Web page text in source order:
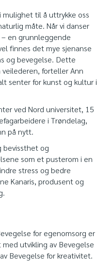
mulighet til å uttrykke oss
måte. Når vi danser
en grunnleggende
finnes det mye sjenanse
og bevegelse. Dette
forteller Ann
senter for kunst og kultur i
ved Nord universitet, 15
i Trøndelag,
på nytt.
bevissthet og
som et pusterom i en
stress og bedre
Kanaris, produsent og
for egenomsorg er
utvikling av Bevegelse
Bevegelse for kreativitet.